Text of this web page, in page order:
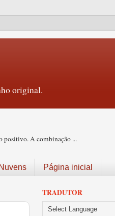
original.
positivo. A combinação ...
Nuvens Página inicial
TRADUTOR